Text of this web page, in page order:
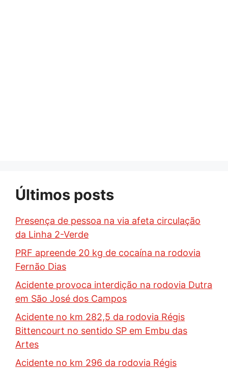
Últimos posts
Presença de pessoa na via afeta circulação
da Linha 2-Verde
PRF apreende 20 kg de cocaína na rodovia
Fernão Dias
Acidente provoca interdição na rodovia Dutra
em São José dos Campos
Acidente no km 282,5 da rodovia Régis
Bittencourt no sentido SP em Embu das
Artes
Acidente no km 296 da rodovia Régis